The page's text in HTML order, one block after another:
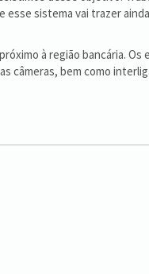
sistema vai trazer
à região bancária.
câmeras, bem como